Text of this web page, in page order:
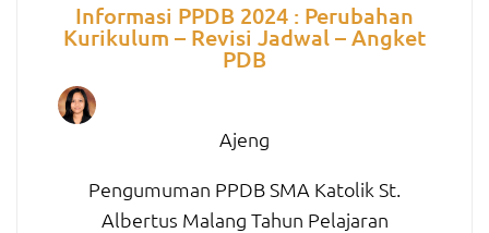
Informasi PPDB 2024 : Perubahan
Kurikulum – Revisi Jadwal – Angket
PDB
Ajeng
Pengumuman PPDB SMA Katolik St.
Albertus Malang Tahun Pelajaran